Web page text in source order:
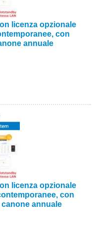
licenza opzionale
con
annuale
licenza opzionale
con
annuale